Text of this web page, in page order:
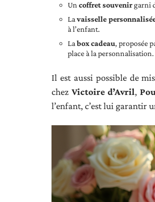
Un coffret souvenir garni
Lavaisselle
à l’enfant.
Labox cadeau, proposée
place à la personnalisation.
Il est aussi possible de
chez Victoire d’Avril,
l’enfant, c’est lui garantir